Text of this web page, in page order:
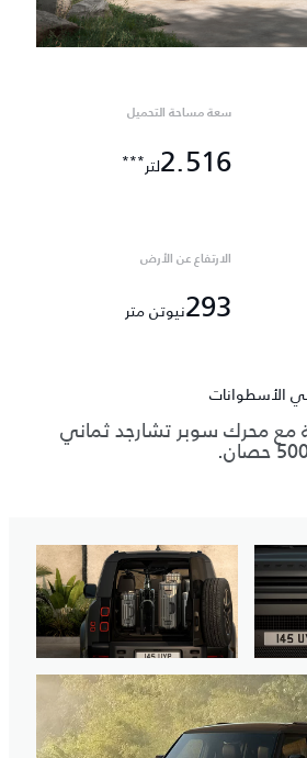
سعة مساحة التحميل
2.516لتر***
الارتفاع عن الأرض
293نيوتن متر
مع محرك سوبر تشارجد ثماني